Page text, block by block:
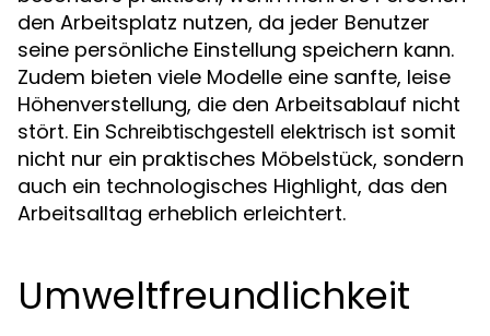
den Arbeitsplatz nutzen, da jeder Benutzer
seine persönliche Einstellung speichern kann.
Zudem bieten viele Modelle eine sanfte, leise
Höhenverstellung, die den Arbeitsablauf nicht
stört. Ein Schreibtischgestell elektrisch ist somit
nicht nur ein praktisches Möbelstück, sondern
auch ein technologisches Highlight, das den
Arbeitsalltag erheblich erleichtert.
Umweltfreundlichkeit